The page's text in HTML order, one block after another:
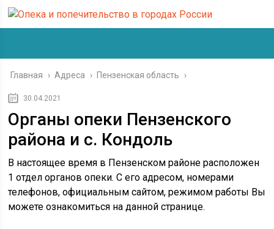
Главная › Адреса › Пензенская область ›
30.04.2021
Органы опеки Пензенского
района и с. Кондоль
В настоящее время в Пензенском районе расположен
1 отдел органов опеки. С его адресом, номерами
телефонов, официальным сайтом, режимом работы Вы
можете ознакомиться на данной странице.